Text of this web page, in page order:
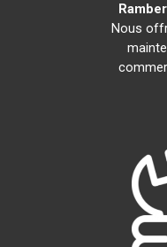
Nous